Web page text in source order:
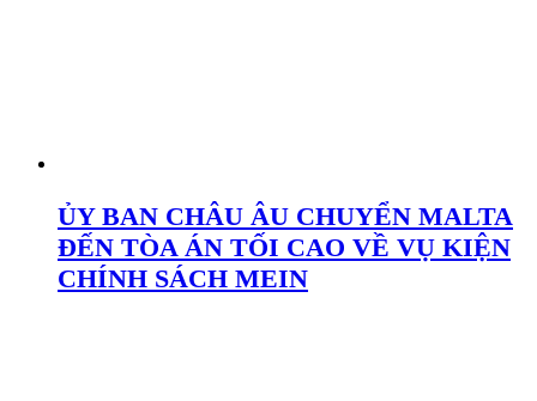
ỦY BAN CHÂU ÂU CHUYỂN MALTA
ĐẾN TÒA ÁN TỐI CAO VỀ VỤ KIỆN
CHÍNH SÁCH MEIN